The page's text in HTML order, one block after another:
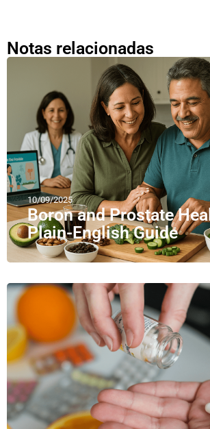
Notas relacionadas
10/09/2025
Boron and Prostate
Plain-English Guide